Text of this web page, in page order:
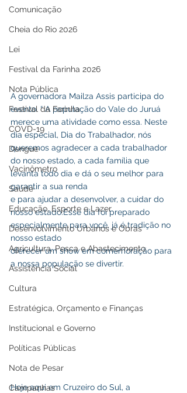
Comunicação
Cheia do Rio 2026
Lei
Festival da Farinha 2026
Nota Pública
Festival da Farinha
COVD-19
Dengue
Vacinômetro
Saúde
Educação, Esporte e Lazer
Desenvolvimento Urbanos e Obras
Agricultura, Pesca e Abastecimento
Assistência Social
Cultura
Estratégica, Orçamento e Finanças
Institucional e Governo
Políticas Públicas
Nota de Pesar
Campanhas
A governadora Mailza Assis participa do
evento. “ A população do Vale do Juruá
merece uma atividade como essa. Neste
dia especial, Dia do Trabalhador, nós
queremos agradecer a cada trabalhador
do nosso estado, a cada família que
levanta todo dia e dá o seu melhor para
garantir a sua renda
e para ajudar a desenvolver, a cuidar do
nosso estado.Esse dia foi preparado
especialmente para você, já é tradição no
nosso estado
oferecer um show em comemoração para
a nossa população se divertir.
Hoje aqui em Cruzeiro do Sul, a